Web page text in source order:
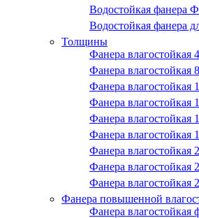
Водостойкая фанера
Водостойкая фанера
Толщины
Фанера влагостойкая
Фанера влагостойкая
Фанера влагостойкая
Фанера влагостойкая
Фанера влагостойкая
Фанера влагостойкая
Фанера влагостойкая
Фанера влагостойкая
Фанера влагостойкая
Фанера повышенной
Фанера влагостойкая